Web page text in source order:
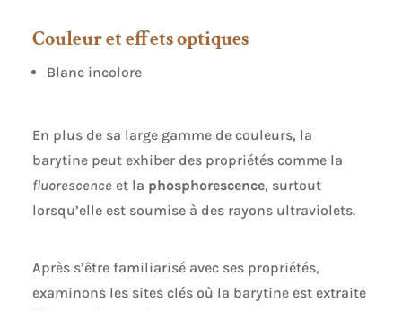
Couleur et effets optiques
Blanc incolore
En plus de sa large gamme de couleurs, la
barytine peut exhiber des propriétés comme la
fluorescenceet la phosphorescence, surtout
lorsqu’elle est soumise à des rayons ultraviolets.
Après s’être familiarisé avec ses propriétés,
examinons les sites clés où la barytine est extraite